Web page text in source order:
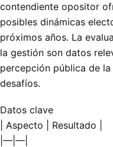
contendiente opositor
posibles dinámicas
próximos años. La
la gestión son datos
percepción pública de
desafíos.
Datos clave
| Aspecto | Resultado |
|—|—|